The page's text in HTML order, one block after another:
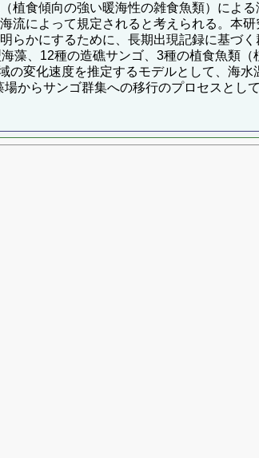
植食傾向の強い暖海性の雑食魚類）によ
流によって規定されると考えられる。本
らかにするために、長期出現記録に基づ
藻、12種の造礁サンゴ、3種の植食魚類
の変化速度を推定するモデルとして、海
からサンゴ群集への移行のプロセスとし